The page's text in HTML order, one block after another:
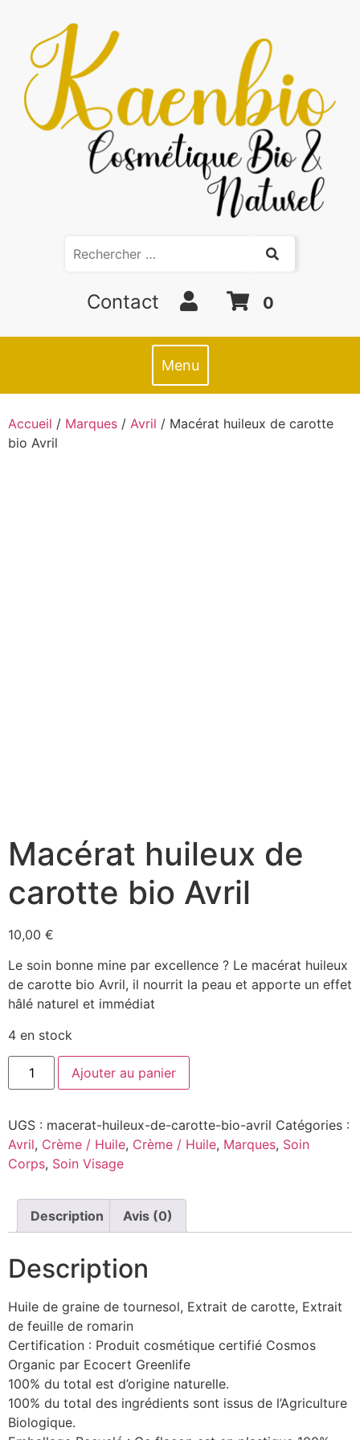
Contact 0
Menu
Accueil / Marques / Avril / Macérat huileux de carotte
bio Avril
Macérat huileux de
carotte bio Avril
10,00 €
Le soin bonne mine par excellence ? Le macérat huileux
de carotte bio Avril, il nourrit la peau et apporte un effet
hâlé naturel et immédiat
4 en stock
Ajouter au panier
UGS : macerat-huileux-de-carotte-bio-avril Catégories :
Avril, Crème / Huile, Crème / Huile, Marques, Soin
Corps, Soin Visage
Description Avis (0)
Description
Huile de graine de tournesol, Extrait de carotte, Extrait
de feuille de romarin
Certification : Produit cosmétique certifié Cosmos
Organic par Ecocert Greenlife
100% du total est d’origine naturelle.
100% du total des ingrédients sont issus de l’Agriculture
Biologique.